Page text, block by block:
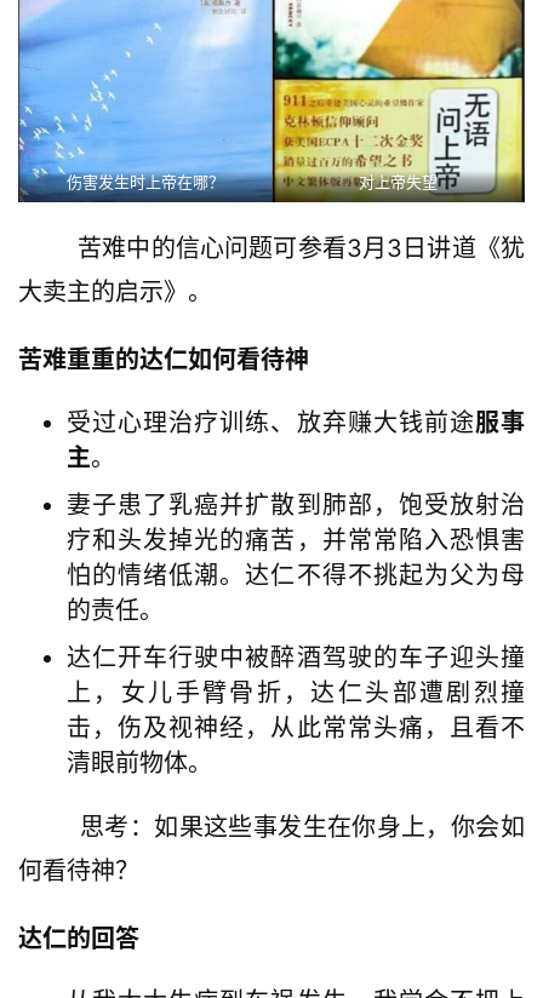
伤害发生时上帝在哪？ 对上帝失望
大卖主的启示》。
苦难重重的达仁如何看待神
受过心理治疗训练、放弃赚大钱前途服事
主。
妻子患了乳癌并扩散到肺部，饱受放射治
疗和头发掉光的痛苦，并常常陷入恐惧害
怕的情绪低潮。达仁不得不挑起为父为母
的责任。
达仁开车行驶中被醉酒驾驶的车子迎头撞
上，女儿手臂骨折，达仁头部遭剧烈撞
击，伤及视神经，从此常常头痛，且看不
清眼前物体。
何看待神？
达仁的回答